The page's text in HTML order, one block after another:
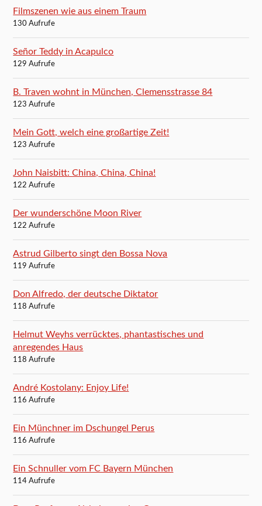
Filmszenen wie aus einem Traum
130 Aufrufe
Señor Teddy in Acapulco
129 Aufrufe
B. Traven wohnt in München, Clemensstrasse 84
123 Aufrufe
Mein Gott, welch eine großartige Zeit!
123 Aufrufe
John Naisbitt: China, China, China!
122 Aufrufe
Der wunderschöne Moon River
122 Aufrufe
Astrud Gilberto singt den Bossa Nova
119 Aufrufe
Don Alfredo, der deutsche Diktator
118 Aufrufe
Helmut Weyhs verrücktes, phantastisches und
anregendes Haus
118 Aufrufe
André Kostolany: Enjoy Life!
116 Aufrufe
Ein Münchner im Dschungel Perus
116 Aufrufe
Ein Schnuller vom FC Bayern München
114 Aufrufe